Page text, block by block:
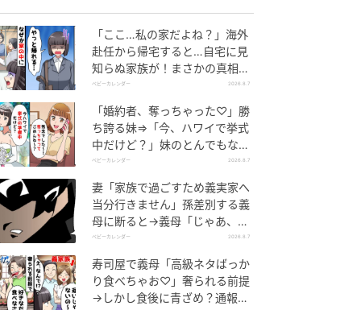
「ここ…私の家だよね？」海外
赴任から帰宅すると…自宅に見
知らぬ家族が！まさかの真相と
は！？
ベビーカレンダー 2026.8.7
「婚約者、奪っちゃった♡」勝
ち誇る妹⇒「今、ハワイで挙式
中だけど？」妹のとんでもない
勘違いとは
ベビーカレンダー 2026.8.7
妻「家族で過ごすため義実家へ
当分行きません」孫差別する義
母に断ると→義母「じゃあ、私
は…」妻絶句＜こどおじ義兄＞
ベビーカレンダー 2026.8.7
寿司屋で義母「高級ネタばっか
り食べちゃお♡」奢られる前提
→しかし食後に青ざめ？通報さ